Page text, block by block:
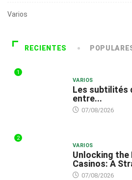
Varios
RECIENTES
1
VARIOS
Les subtilités
entre...
07/08/2026
2
VARIOS
Unlocking
Casinos: A
07/08/2026